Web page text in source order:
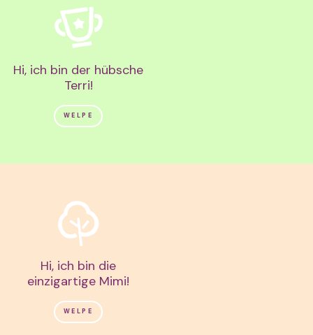
Hi, ich bin der hübsche
Terri!
WELPE
Hi, ich bin die
einzigartige Mimi!
WELPE